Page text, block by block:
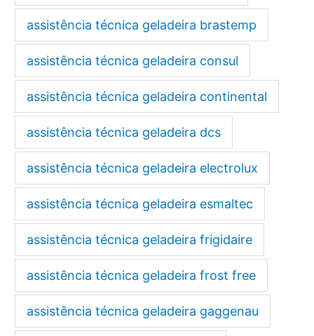
assistência técnica geladeira brastemp
assistência técnica geladeira consul
assistência técnica geladeira continental
assistência técnica geladeira dcs
assistência técnica geladeira electrolux
assistência técnica geladeira esmaltec
assistência técnica geladeira frigidaire
assistência técnica geladeira frost free
assistência técnica geladeira gaggenau